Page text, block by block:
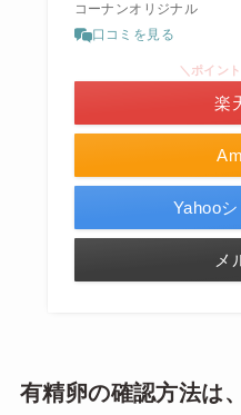
コーナンオリジナル
口コミを見る
＼ポイン
楽
Yahoo
メ
有精卵の確認方法は